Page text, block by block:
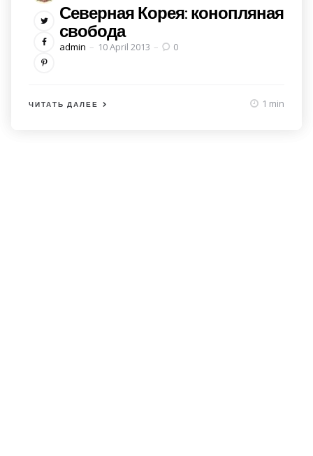
Северная Корея: конопляная
свобода
Posted
admin 10 April 2013 0
ЧИТАТЬ ДАЛЕЕ 1 min